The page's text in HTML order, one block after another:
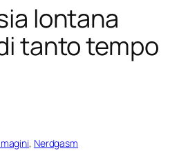
lontana
tanto tempo
, Nerdgasm